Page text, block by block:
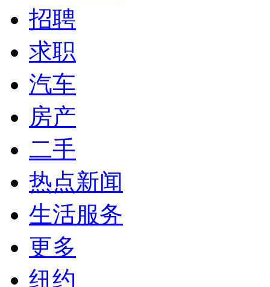
招聘
求职
汽车
房产
二手
热点新闻
生活服务
更多
纽约